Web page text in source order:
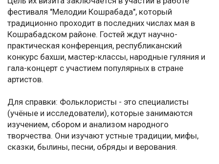
фестиваля "Мелодии Кошрабада", который
традиционно проходит в последних числах мая в
Кошрабадском районе. Гостей ждут научно-
практическая конференция, республиканский
конкурс бахши, мастер-классы, народные гуляния и
гала-концерт с участием популярных в стране
артистов.
Для справки: Фольклористы - это специалисты
(учёные и исследователи), которые занимаются
изучением, сбором и анализом народного
творчества. Они изучают устные традиции, мифы,
сказки, былины, песни, обряды и верования.